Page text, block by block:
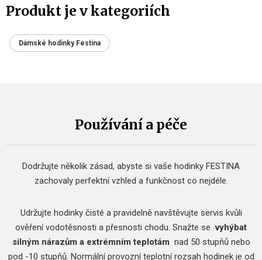
Produkt je v kategoriích
Dámské hodinky Festina
Používání a péče
Dodržujte několik zásad, abyste si vaše hodinky FESTINA
zachovaly perfektní vzhled a funkčnost co nejdéle.
Udržujte hodinky čisté a pravidelně navštěvujte servis kvůli
ověření vodotěsnosti a přesnosti chodu. Snažte sevyhýbat
silným nárazům a extrémním teplotám nad 50 stupňů nebo
pod -10 stupňů. Normální provozní teplotní rozsah hodinek je od